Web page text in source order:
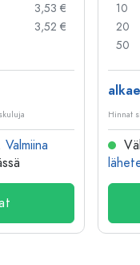
3,53 €
3,52 €
Valmiina
10
20
50
Hinnat